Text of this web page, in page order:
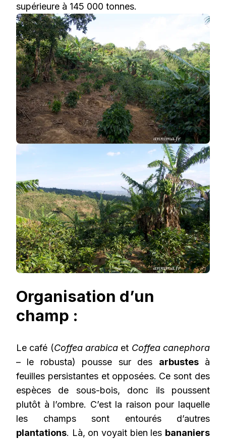
supérieure à 145 000 tonnes.
Organisation d’un
champ :
Le café (Coffea arabica et Coffea canephora
– le robusta) pousse sur des arbustesà
feuilles persistantes et opposées. Ce sont des
espèces de sous-bois, donc ils poussent
plutôt à l’ombre. C’est la raison pour laquelle
les champs sont entourés d’autres
plantations. Là, on voyait bien les bananiers